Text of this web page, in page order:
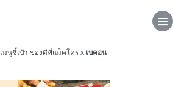
เมนูชี้เป้า ของดีที่แม็คโครx เบคอน